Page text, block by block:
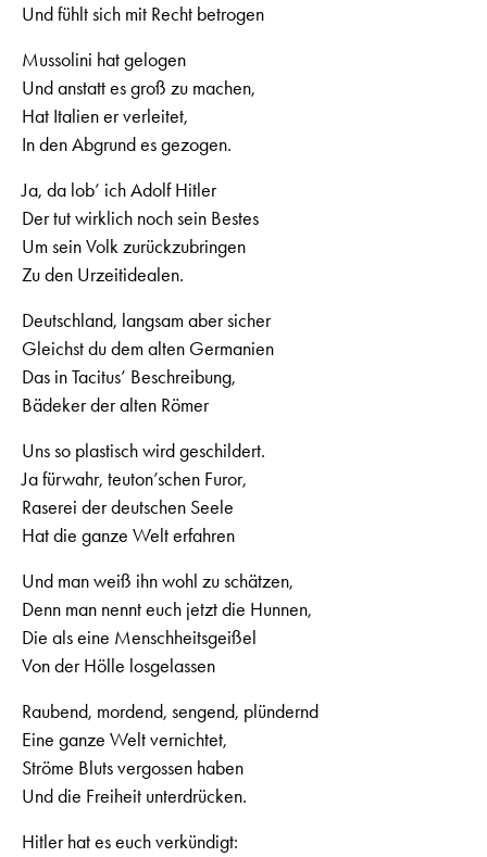
Und fühlt sich mit Recht betrogen
Mussolini hat gelogen
Und anstatt es groß zu machen,
Hat Italien er verleitet,
In den Abgrund es gezogen.
Ja, da lob’ ich Adolf Hitler
Der tut wirklich noch sein Bestes
Um sein Volk zurückzubringen
Zu den Urzeitidealen.
Deutschland, langsam aber sicher
Gleichst du dem alten Germanien
Das in Tacitus’ Beschreibung,
Bädeker der alten Römer
Uns so plastisch wird geschildert.
Ja fürwahr, teuton’schen Furor,
Raserei der deutschen Seele
Hat die ganze Welt erfahren
Und man weiß ihn wohl zu schätzen,
Denn man nennt euch jetzt die Hunnen,
Die als eine Menschheitsgeißel
Von der Hölle losgelassen
Raubend, mordend, sengend, plündernd
Eine ganze Welt vernichtet,
Ströme Bluts vergossen haben
Und die Freiheit unterdrücken.
Hitler hat es euch verkündigt: